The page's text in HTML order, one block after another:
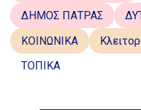
ΔΗΜΟΣ ΠΑΤΡΑΣ
ΚΟΙΝΩΝΙΚΑ
ΤΟΠΙΚΑ